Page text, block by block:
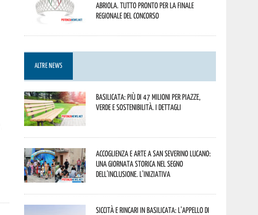
Abriola. Tutto pronto per la finale
regionale del concorso
ALTRE NEWS
Basilicata: più di 47 milioni per piazze,
verde e sostenibilità. I dettagli
Accoglienza e arte a San Severino Lucano:
una giornata storica nel segno
dell’inclusione. L’iniziativa
Siccità e rincari in Basilicata: l’appello di